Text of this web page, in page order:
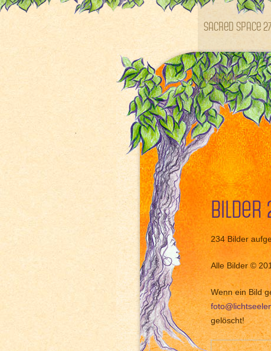
SACRED SPACE 27
Kontakt
Bilder
234 Bilder
Alle Bilder ©
Wenn ein Bild
gelöscht!